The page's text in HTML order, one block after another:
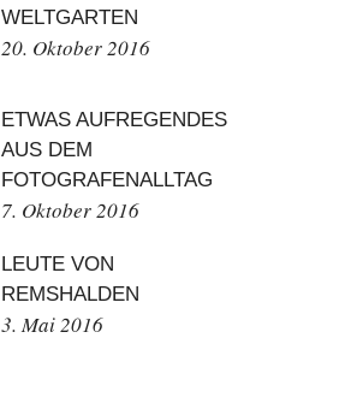
WELTGARTEN
20. Oktober 2016
ETWAS AUFREGENDES
AUS DEM
FOTOGRAFENALLTAG
7. Oktober 2016
LEUTE VON
REMSHALDEN
3. Mai 2016